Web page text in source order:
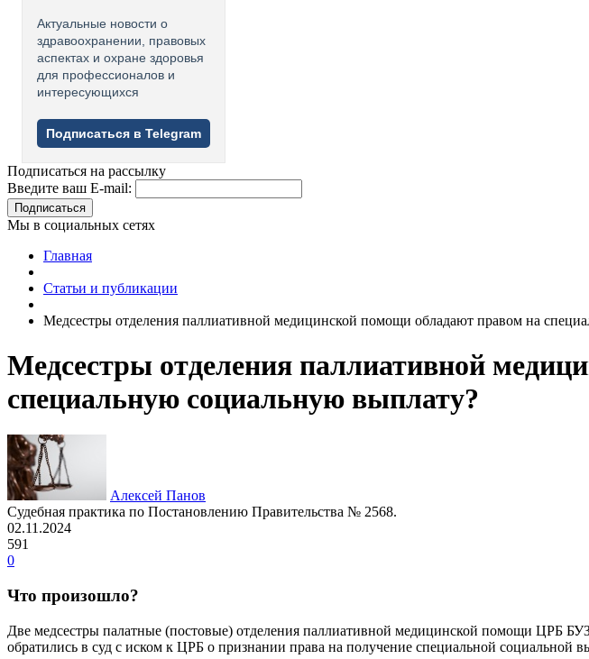
Актуальные новости о
здравоохранении, правовых
аспектах и охране здоровья
для профессионалов и
интересующихся
Подписаться в Telegram
Подписаться на рассылку
Введите ваш E-mail:
Подписаться
Мы в социальных сетях
Главная
Статьи и публикации
Медсестры отделения паллиативной медицинской помощи обладают правом на
Медсестры отделения паллиативной
специальную социальную выплату?
Алексей Панов
Судебная практика по Постановлению Правительства № 2568.
02.11.2024
591
0
Что произошло?
Две медсестры палатные (постовые) отделения паллиативной медицинской помощи ЦРБ
обратились в суд с иском к ЦРБ о признании права на получение специальной